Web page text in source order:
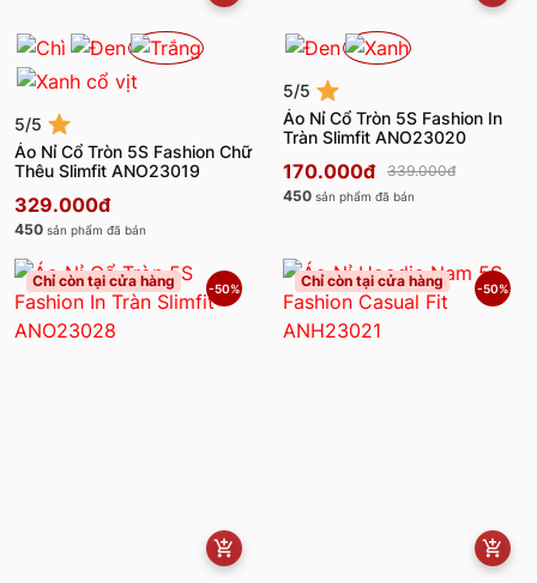
5/5
Áo Nỉ Cổ Tròn 5S Fashion Chữ
Thêu Slimfit ANO23019
329.000đ
450 sản phẩm đã bán
5/5
Áo Nỉ Cổ Tròn 5S Fashion In
Tràn Slimfit ANO23020
170.000đ
339.000đ
450 sản phẩm đã bán
Chỉ còn tại cửa hàng -50% Chỉ còn tại cửa hàng -50%